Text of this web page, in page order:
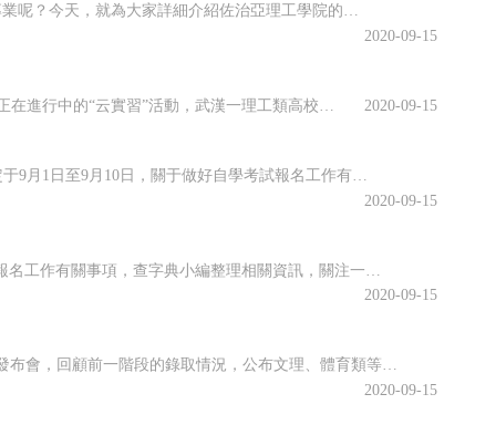
佐治亞理工學院開設了許多專業，其中有很多都名類前茅。那么該學院有哪些優勢專業呢？今天，就為大家詳細介紹佐治亞理工學院的優勢專業，感興趣的小伙伴一起來看看吧！佐治亞理工學院優勢專業1.商學院優勢專業：生產管理專業佐治亞理工學院生產管理是為期兩年的碩士課程，將教學生如何運用可持續系統設計和持續改進等基本...
2020-09-15
2020-09-15
2020-09-15
2020-09-15
近日，江西省教育考試院召開江西省2020年普通高校招生錄取工作第四次資訊發布會，回顧前一階段的錄取情況，公布文理、體育類等第二批本科批次和藝術類普通批本科的投檔情況。查字典小編整理相關資訊，關注一下~江西省2020年普通高校招生第二批本科批次(含藝術類普通批本科)投檔情況發布8月25日上午，省教育考...
2020-09-15